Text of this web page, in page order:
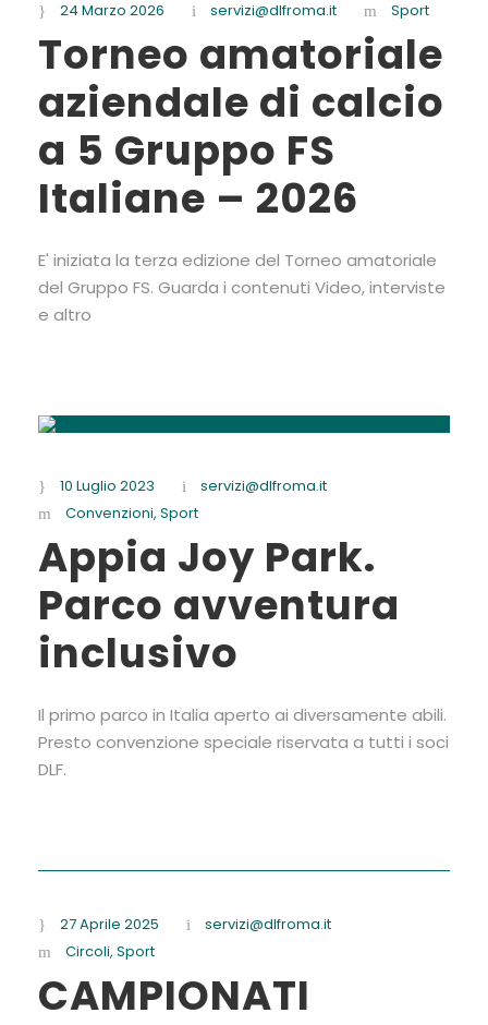
24 Marzo 2026 servizi@dlfroma.it Sport
Torneo amatoriale
aziendale di calcio
a 5 Gruppo FS
Italiane – 2026
E' iniziata la terza edizione del Torneo amatoriale
del Gruppo FS. Guarda i contenuti Video, interviste
e altro
10 Luglio 2023
servizi@dlfroma.it
Convenzioni, Sport
Appia Joy Park.
Parco avventura
inclusivo
Il primo parco in Italia aperto ai diversamente abili.
Presto convenzione speciale riservata a tutti i soci
DLF.
27 Aprile 2025
servizi@dlfroma.it
Circoli, Sport
CAMPIONATI